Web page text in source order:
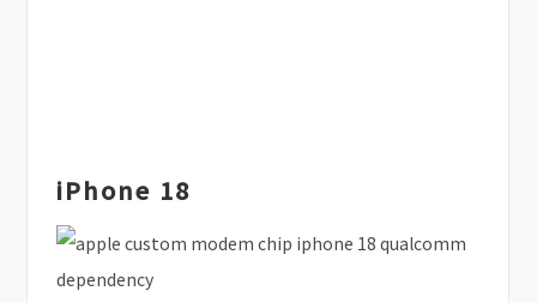
iPhone 18